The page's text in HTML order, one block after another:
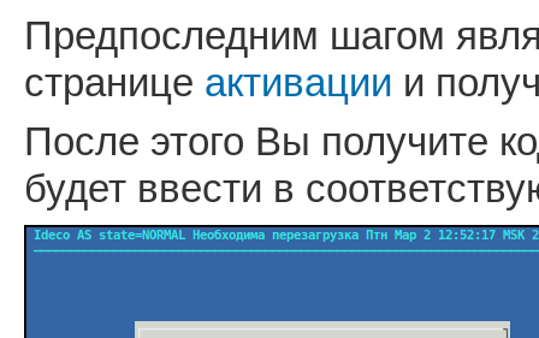
Предпоследним шагом
странице активации и
После этого Вы получите
будет ввести в